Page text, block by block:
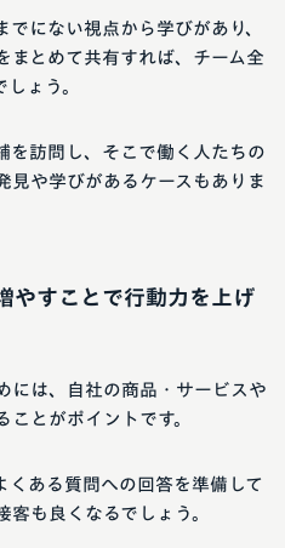
にない視点から学びがあり、
まとめて共有すれば、チーム全
ょう。
を訪問し、そこで働く人たちの
見や学びがあるケースもありま
やすことで行動力を上げ
には、自社の商品・サービスや
とがポイントです。
くある質問への回答を準備して
も良くなるでしょう。